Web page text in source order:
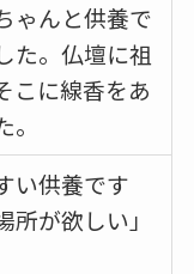
ゃんと供養で
た。仏壇に祖
こに線香をあ
い供養です
が欲しい」